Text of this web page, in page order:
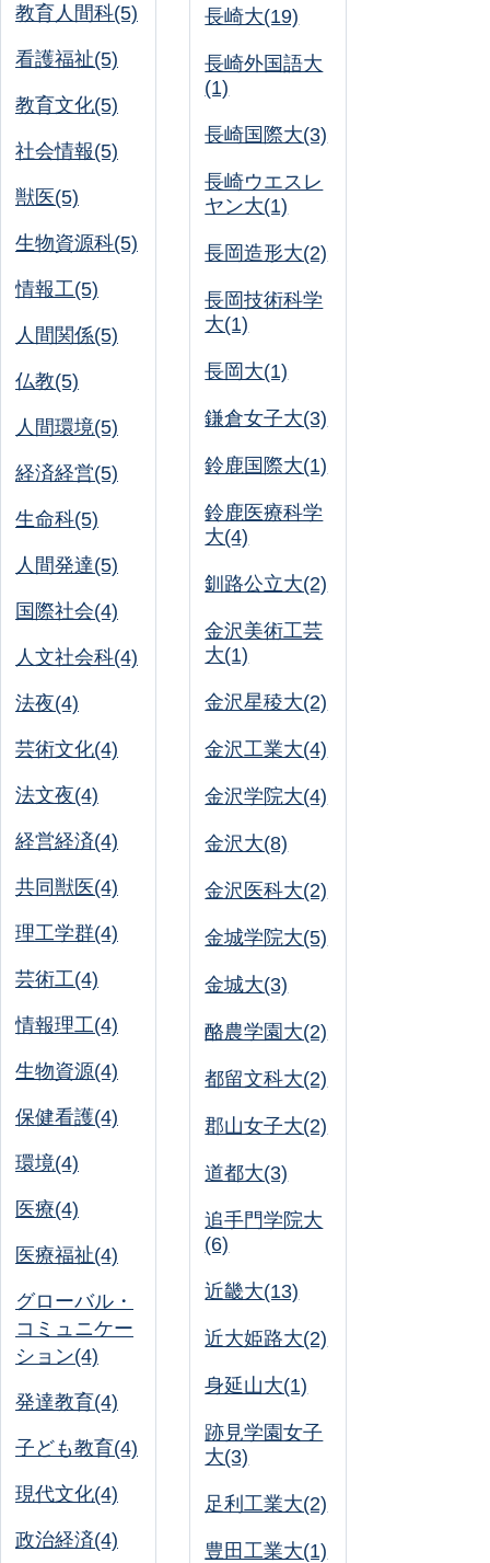
教育人間科(5)
看護福祉(5)
教育文化(5)
社会情報(5)
獣医(5)
生物資源科(5)
情報工(5)
人間関係(5)
仏教(5)
人間環境(5)
経済経営(5)
生命科(5)
人間発達(5)
国際社会(4)
人文社会科(4)
法夜(4)
芸術文化(4)
法文夜(4)
経営経済(4)
共同獣医(4)
理工学群(4)
芸術工(4)
情報理工(4)
生物資源(4)
保健看護(4)
環境(4)
医療(4)
医療福祉(4)
グローバル・
コミュニケー
ション(4)
発達教育(4)
子ども教育(4)
現代文化(4)
政治経済(4)
長崎大(19)
長崎外国語大
(1)
長崎国際大(3)
長崎ウエスレ
ヤン大(1)
長岡造形大(2)
長岡技術科学
大(1)
長岡大(1)
鎌倉女子大(3)
鈴鹿国際大(1)
鈴鹿医療科学
大(4)
釧路公立大(2)
金沢美術工芸
大(1)
金沢星稜大(2)
金沢工業大(4)
金沢学院大(4)
金沢大(8)
金沢医科大(2)
金城学院大(5)
金城大(3)
酪農学園大(2)
都留文科大(2)
郡山女子大(2)
道都大(3)
追手門学院大
(6)
近畿大(13)
近大姫路大(2)
身延山大(1)
跡見学園女子
大(3)
足利工業大(2)
豊田工業大(1)